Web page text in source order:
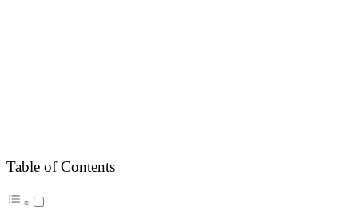
Table of Contents